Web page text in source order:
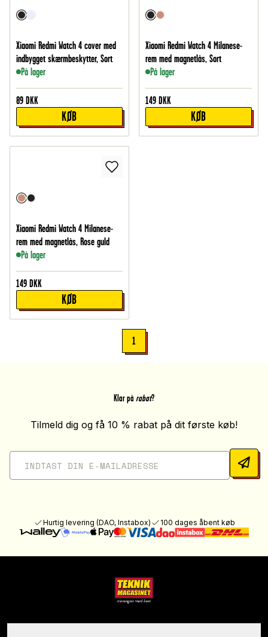
Xiaomi Redmi Watch 4 cover med
indbygget skærmbeskytter, Sort
På lager
89 DKK
KØB
Xiaomi Redmi Watch 4 Milanese-
rem med magnetlås, Sort
På lager
149 DKK
KØB
Xiaomi Redmi Watch 4 Milanese-
rem med magnetlås, Rose guld
På lager
149 DKK
KØB
1
Klar på rabat?
Tilmeld dig og få 10 % rabat på dit første køb!
Hurtig levering (DAO, Instabox) 100 dages åbent køb